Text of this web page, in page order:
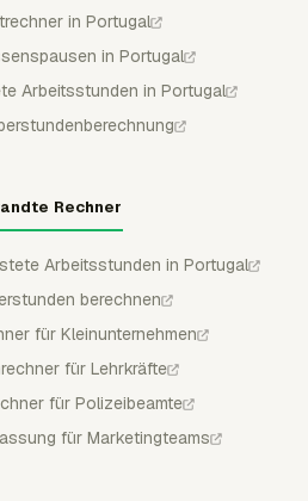
in Portugal
in Portugal
Arbeitsstunden in Portugal
Rechner
Arbeitsstunden in Portugal
berechnen
für Kleinunternehmen
für Lehrkräfte
für Polizeibeamte
für Marketingteams